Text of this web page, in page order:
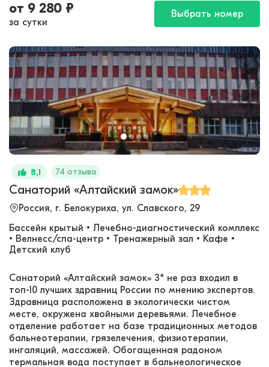
от 9 280 ₽
за сутки
Выбрать номер
8,1 74 отзыва
Санаторий «Алтайский замок»
Россия, г. Белокуриха, ул. Славского, 29
Бассейн крытый • Лечебно-диагностический комплекс
• Велнесс/спа-центр • Тренажерный зал • Кафе •
Детский клуб
Санаторий «Алтайский замок» 3* не раз входил в
топ-10 лучших здравниц России по мнению экспертов.
Здравница расположена в экологически чистом
месте, окружена хвойными деревьями. Лечебное
отделение работает на базе традиционных методов
бальнеотерапии, грязелечения, физиотерапии,
ингаляций, массажей. Обогащенная радоном
термальная вода поступает в бальнеологическое